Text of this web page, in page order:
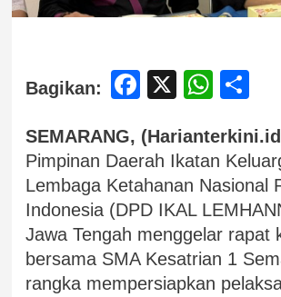
Bagikan: Facebook
X
SEMARANG,
Pimpinan Daerah Ikatan
Lembaga Ketahanan Nasional
Indonesia (DPD IKAL
Jawa Tengah menggelar rapat
bersama SMA Kesatrian 1
rangka mempersiapkan